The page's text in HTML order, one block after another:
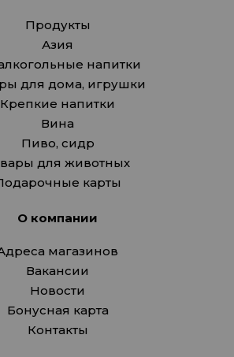
Продукты
Азия
напитки
для дома, игрушки
Крепкие напитки
Вина
Пиво, сидр
для животных
карты
О компании
магазинов
Вакансии
Новости
Бонусная карта
Контакты